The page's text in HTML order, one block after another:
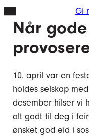
Hopp
Gi
Når
10. april var en
holdes selskap
desember hilser vi
alt godt til deg i
ønsket god eid i